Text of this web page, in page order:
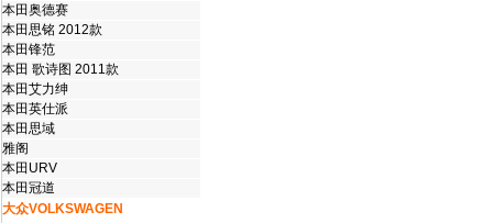
本田奥德赛
本田思铭 2012款
本田锋范
本田 歌诗图 2011款
本田艾力绅
本田英仕派
本田思域
雅阁
本田URV
本田冠道
大众VOLKSWAGEN